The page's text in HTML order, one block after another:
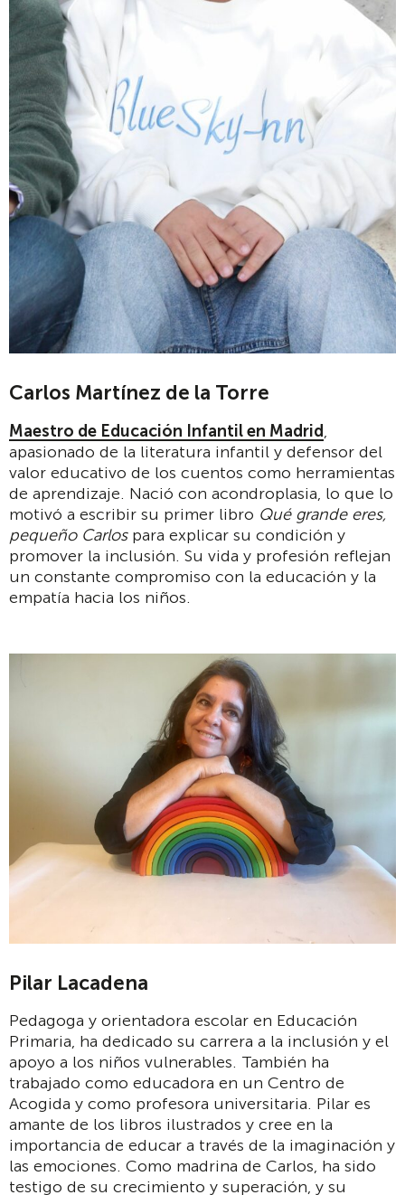
Carlos Martínez de la Torre
Maestro de Educación Infantil en Madrid,
apasionado de la literatura infantil y defensor del
valor educativo de los cuentos como herramientas
de aprendizaje. Nació con acondroplasia, lo que lo
motivó a escribir su primer libro Qué grande eres,
pequeño Carlospara explicar su condición y
promover la inclusión. Su vida y profesión reflejan
un constante compromiso con la educación y la
empatía hacia los niños.
Pilar Lacadena
Pedagoga y orientadora escolar en Educación
Primaria, ha dedicado su carrera a la inclusión y el
apoyo a los niños vulnerables. También ha
trabajado como educadora en un Centro de
Acogida y como profesora universitaria. Pilar es
amante de los libros ilustrados y cree en la
importancia de educar a través de la imaginación y
las emociones. Como madrina de Carlos, ha sido
testigo de su crecimiento y superación, y su